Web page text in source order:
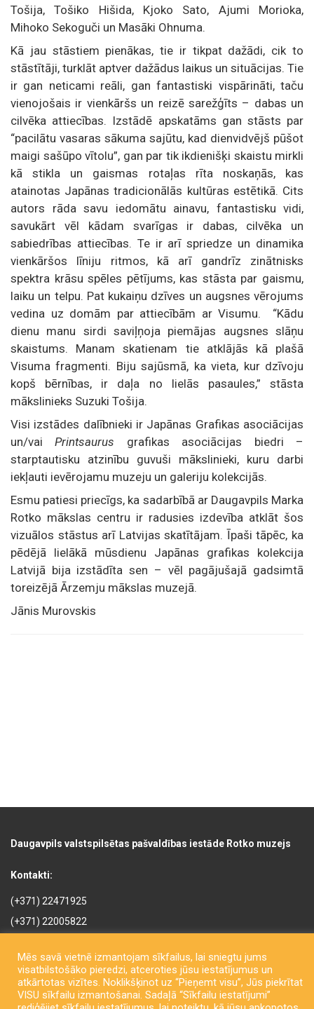
Tošija, Tošiko Hišida, Kjoko Sato, Ajumi Morioka,
Mihoko Sekoguči un Masāki Ohnuma.
Kā jau stāstiem pienākas, tie ir tikpat dažādi, cik to
stāstītāji, turklāt aptver dažādus laikus un situācijas. Tie
ir gan neticami reāli, gan fantastiski vispārināti, taču
vienojošais ir vienkāršs un reizē sarežģīts – dabas un
cilvēka attiecības. Izstādē apskatāms gan stāsts par
“pacilātu vasaras sākuma sajūtu, kad dienvidvējš pūšot
maigi sašūpo vītolu”, gan par tik ikdienišķi skaistu mirkli
kā stikla un gaismas rotaļas rīta noskaņās, kas
atainotas Japānas tradicionālās kultūras estētikā. Cits
autors rāda savu iedomātu ainavu, fantastisku vidi,
savukārt vēl kādam svarīgas ir dabas, cilvēka un
sabiedrības attiecības. Te ir arī spriedze un dinamika
vienkāršos līniju ritmos, kā arī gandrīz zinātnisks
spektra krāsu spēles pētījums, kas stāsta par gaismu,
laiku un telpu. Pat kukaiņu dzīves un augsnes vērojums
vedina uz domām par attiecībām ar Visumu. “Kādu
dienu manu sirdi saviļņoja piemājas augsnes slāņu
skaistums. Manam skatienam tie atklājās kā plašā
Visuma fragmenti. Biju sajūsmā, ka vieta, kur dzīvoju
kopš bērnības, ir daļa no lielās pasaules,” stāsta
mākslinieks Suzuki Tošija.
Visi izstādes dalībnieki ir Japānas Grafikas asociācijas
un/vaiPrintsaurus grafikas asociācijas biedri –
starptautisku atzinību guvuši mākslinieki, kuru darbi
iekļauti ievērojamu muzeju un galeriju kolekcijās.
Esmu patiesi priecīgs, ka sadarbībā ar Daugavpils Marka
Rotko mākslas centru ir radusies izdevība atklāt šos
vizuālos stāstus arī Latvijas skatītājam. Īpaši tāpēc, ka
pēdējā lielākā mūsdienu Japānas grafikas kolekcija
Latvijā bija izstādīta sen – vēl pagājušajā gadsimtā
toreizējā Ārzemju mākslas muzejā.
Jānis Murovskis
Daugavpils valstspilsētas pašvaldības iestāde Rotko muzejs
Kontakti:
(+371) 22471925
(+371) 22005822
Mihaila iela 3, Daugavpils,
LV-5401, Latvija
Mēs savā vietnē izmantojam sīkfailus, lai sniegtu jums
visatbilstošāko pieredzi, atceroties jūsu iestatījumus un
atkārtotas vizītes. Noklikšķinot uz “Pieņemt visu”, Jūs piekrītat
VISU sīkfailu izmantošanai. Sadaļā “Sīkfailu iestatījumi”